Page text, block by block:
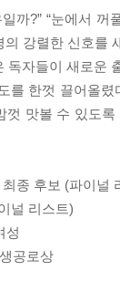
까?” “눈에서
강렬한 신호를
독자들이 새로운
를 한껏 끌어올
맛볼 수 있도
종 후보 (파이널
널 리스트)
성
공로상